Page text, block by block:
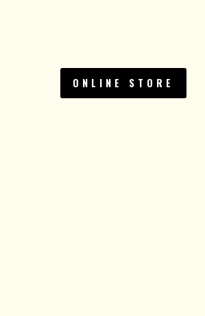
ONLINE STORE